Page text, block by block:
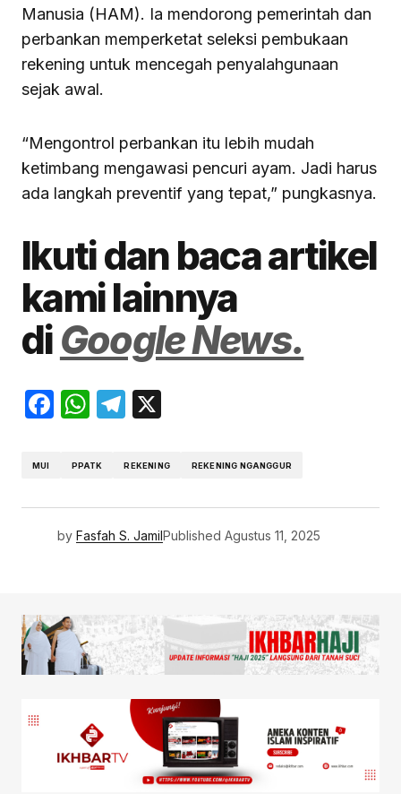
Manusia (HAM). Ia mendorong pemerintah dan
perbankan memperketat seleksi pembukaan
rekening untuk mencegah penyalahgunaan
sejak awal.
“Mengontrol perbankan itu lebih mudah
ketimbang mengawasi pencuri ayam. Jadi harus
ada langkah preventif yang tepat,” pungkasnya.
Ikuti dan baca artikel
kami lainnya
diGoogle News.
Facebook
WhatsApp
Telegram
MUI PPATK REKENING REKENING NGANGGUR
by Fasfah S. JamilPublished Agustus 11, 2025